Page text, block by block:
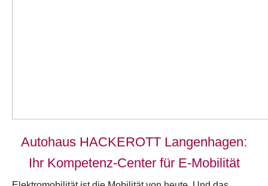
Autohaus HACKEROTT Langenhagen:
Ihr Kompetenz-Center für E-Mobilität